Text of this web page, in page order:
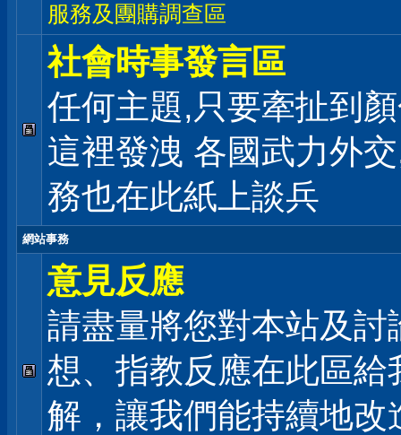
服務及團購調查區
社會時事發言區
任何主題,只要牽扯到
這裡發洩 各國武力外
務也在此紙上談兵
網站事務
意見反應
請盡量將您對本站及討
想、指教反應在此區給
解，讓我們能持續地改